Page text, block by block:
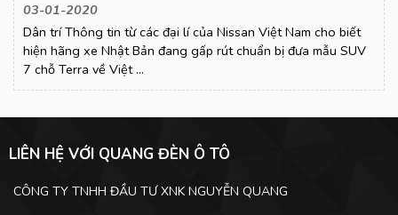
03-01-2020
Dân trí Thông tin từ các đại lí của Nissan Việt Nam cho biết
hiện hãng xe Nhật Bản đang gấp rút chuẩn bị đưa mẫu SUV
7 chỗ Terra về Việt ...
LIÊN HỆ VỚI QUANG ĐÈN Ô TÔ
CÔNG TY TNHH ĐẦU TƯ XNK NGUYỄN QUANG